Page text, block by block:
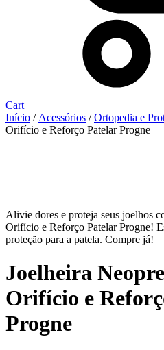
Cart
Início / Acessórios /Ortopedia e
Orifício e Reforço Patelar Progne
Alivie dores e proteja seus joelhos
Orifício e Reforço Patelar Progne!
proteção para a patela. Compre já!
Joelheira
Orifício e
Progne